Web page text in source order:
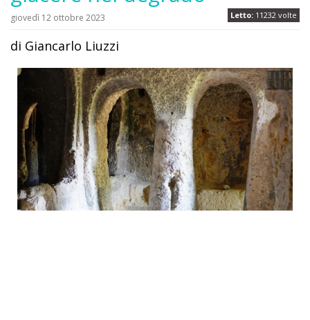
Letto: 11232 volte
giovedì 12 ottobre 2023
di Giancarlo Liuzzi